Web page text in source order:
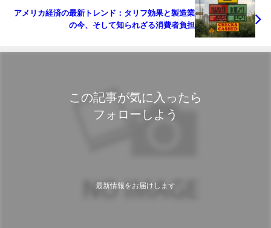
アメリカ経済の最新トレンド：タリフ効果と製造業
の今、そして知られざる消費者負担
この記事が気に入ったら
フォローしよう
最新情報をお届けします